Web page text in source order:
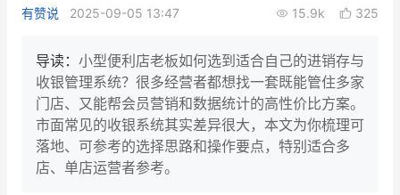
增长产品指南
智库 产品场景库
产品更新动态
有赞说 2025-09-05 13:47 15.9k 325
导读： 小型便利店老板如何选到适合自己的进销存与
收银管理系统？很多经营者都想找一套既能管住多家
门店、又能帮会员营销和数据统计的高性价比方案。
市面常见的收银系统其实差异很大，本文为你梳理可
落地、可参考的选择思路和操作要点，特别适合多
店、单店运营者参考。